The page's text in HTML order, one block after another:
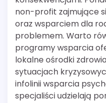
non-profit zajmujące
oraz wsparciem dla
problemem. Warto
programy wsparcia
lokalne ośrodki
sytuacjach
infolinii wsparcia
specjaliści udzielają